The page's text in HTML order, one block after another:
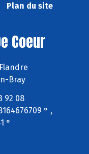
Plan du site
Coeur
Bray
92 08
° ,
°